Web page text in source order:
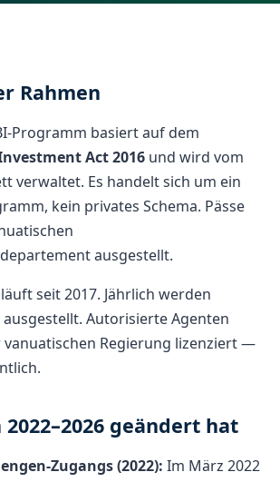
Rahmen
Programm basiert auf dem
Act 2016 und wird vom
verwaltet. Es handelt sich um ein
kein privates Schema. Pässe
ausgestellt.
seit 2017. Jährlich werden
Autorisierte Agenten
Regierung lizenziert —
geändert hat
Zugangs (2022): Im März 2022